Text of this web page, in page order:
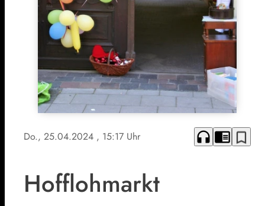
Do., 25.04.2024 , 15:17 Uhr headphones chrome_reader_mode bookmark_border
Hofflohmarkt